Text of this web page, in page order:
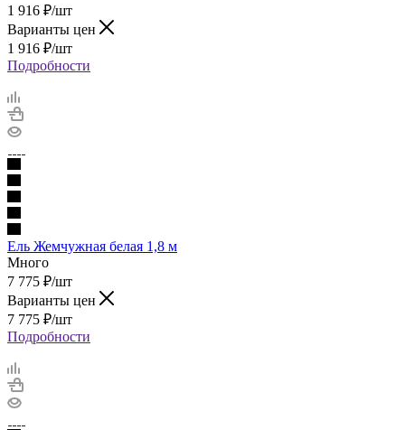
1 916 ₽/шт
Варианты цен
1 916 ₽/шт
Подробности
Ель Жемчужная белая 1,8 м
Много
7 775 ₽/шт
Варианты цен
7 775 ₽/шт
Подробности